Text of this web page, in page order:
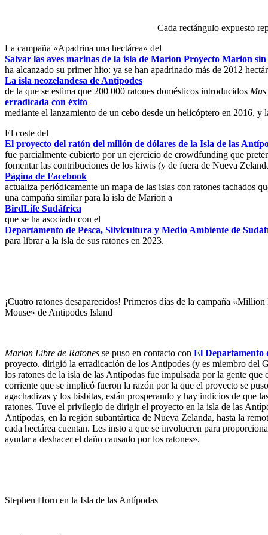
Cada rectángulo expuesto
La campaña «Apadrina una hectárea» del
Salvar las aves marinas de la isla de Marion Proyecto Marion sin
ha alcanzado su primer hito: ya se han apadrinado más de 2012
La isla neozelandesa de Antipodes
de la que se estima que 200 000 ratones domésticos introducidos Mus
erradicada con éxito
mediante el lanzamiento de un cebo desde un helicóptero en 2016,
El coste del
El proyecto del ratón del millón de dólares de la Isla de las
fue parcialmente cubierto por un ejercicio de crowdfunding que
fomentar las contribuciones de los kiwis (y de fuera de Nueva
Página de Facebook
actualiza periódicamente un mapa de las islas con ratones tachados
una campaña similar para la isla de Marion a
BirdLife Sudáfrica
que se ha asociado con el
Departamento de Pesca, Silvicultura y Medio Ambiente de
para librar a la isla de sus ratones en 2023.
¡Cuatro ratones desaparecidos! Primeros días de la campaña
Mouse» de Antipodes Island
Marion Libre de Ratones se puso en contacto con El Departamento
proyecto, dirigió la erradicación de los Antipodes (y es miembro del
los ratones de la isla de las Antípodas fue impulsada por la gente
corriente que se implicó fueron la razón por la que el proyecto se
agachadizas y los bisbitas, están prosperando y hay indicios de que
ratones. Tuve el privilegio de dirigir el proyecto en la isla de las
Antípodas, en la región subantártica de Nueva Zelanda, hasta la
cada hectárea cuentan. Les insto a que se involucren para
ayudar a deshacer el daño causado por los ratones».
Stephen Horn en la Isla de las Antípodas